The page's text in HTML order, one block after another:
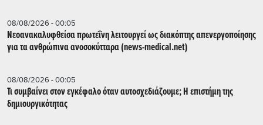
08/08/2026 - 00:05
Νεοανακαλυφθείσα πρωτεΐνη λειτουργεί ως διακόπτης απενεργοποίησης
για τα ανθρώπινα ανοσοκύτταρα (news-medical.net)
08/08/2026 - 00:05
Τι συμβαίνει στον εγκέφαλο όταν αυτοσχεδιάζουμε; Η επιστήμη της
δημιουργικότητας